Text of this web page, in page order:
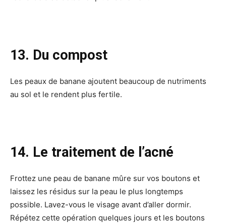
13. Du compost
Les peaux de banane ajoutent beaucoup de nutriments
au sol et le rendent plus fertile.
14. Le traitement de l’acné
Frottez une peau de banane mûre sur vos boutons et
laissez les résidus sur la peau le plus longtemps
possible. Lavez-vous le visage avant d’aller dormir.
Répétez cette opération quelques jours et les boutons